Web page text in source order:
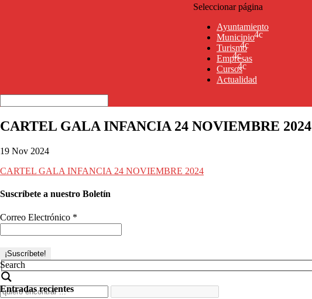
Seleccionar página
Ayuntamiento
Municipio
Turismo
Empresas
Cursos
Actualidad
CARTEL GALA INFANCIA 24 NOVIEMBRE 2024
19 Nov 2024
CARTEL GALA INFANCIA 24 NOVIEMBRE 2024
Suscríbete a nuestro Boletín
Correo Electrónico *
Search
Entradas recientes